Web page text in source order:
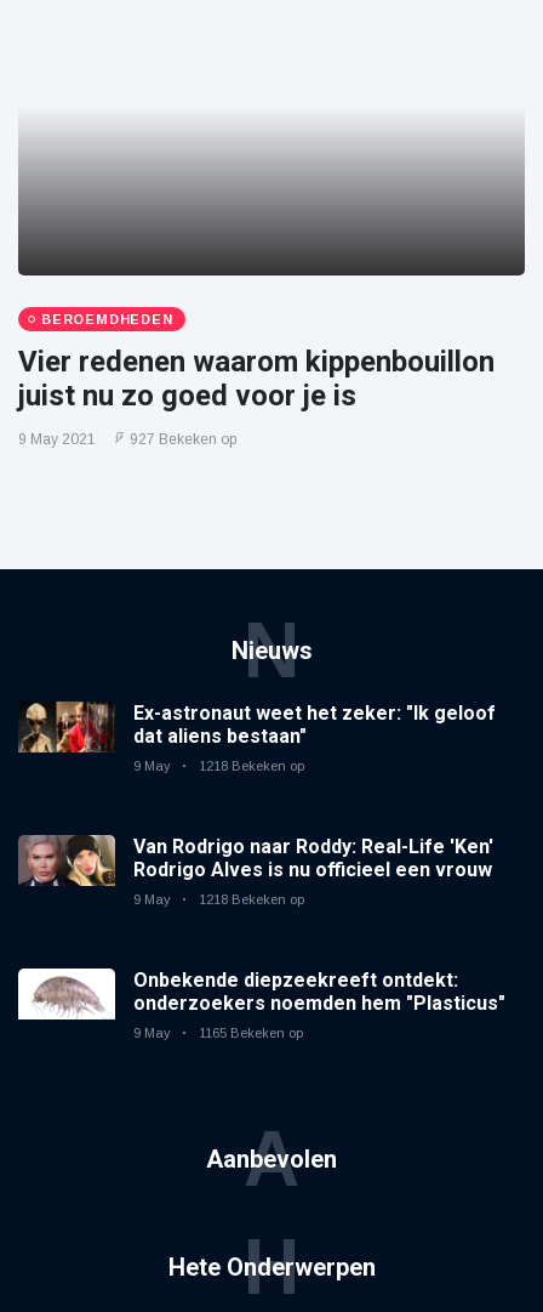
BEROEMDHEDEN
Vier redenen waarom kippenbouillon
juist nu zo goed voor je is
9 May 2021 927 Bekeken op
Nieuws
N
Ex-astronaut weet het zeker: "Ik geloof
dat aliens bestaan"
9 May 1218 Bekeken op
Van Rodrigo naar Roddy: Real-Life 'Ken'
Rodrigo Alves is nu officieel een vrouw
9 May 1218 Bekeken op
Onbekende diepzeekreeft ontdekt:
onderzoekers noemden hem "Plasticus"
9 May 1165 Bekeken op
Aanbevolen
A
Hete Onderwerpen
H